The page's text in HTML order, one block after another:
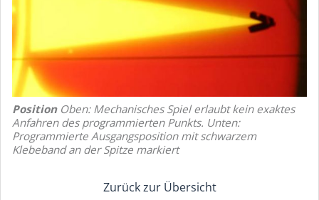
Position Oben: Mechanisches Spiel erlaubt kein exaktes
Anfahren des programmierten Punkts. Unten:
Programmierte Ausgangsposition mit schwarzem
Klebeband an der Spitze markiert
Zurück zur Übersicht